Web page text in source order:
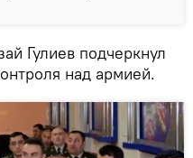
Гулиев подчеркнул
над армией.